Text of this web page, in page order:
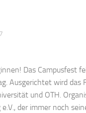
Das Campusfest
Ausgerichtet wird das
und OTH.
der immer noch